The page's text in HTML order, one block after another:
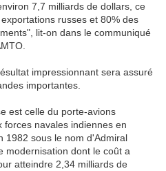
7,7 milliards de dollars, ce
russes et 80% des
lit-on dans le communiqué
impressionnant sera assuré
importantes.
est celle du porte-avions
forces navales indiennes en
1982 sous le nom d'Admiral
modernisation dont le coût a
atteindre 2,34 milliards de